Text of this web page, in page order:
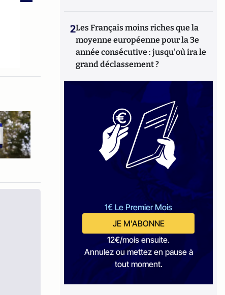
2Les Français moins riches que la
moyenne européenne pour la 3e
année consécutive : jusqu'où ira le
grand déclassement ?
1€ Le Premier Mois
JE M'ABONNE
12€/mois ensuite.
Annulez ou mettez en pause à
tout moment.